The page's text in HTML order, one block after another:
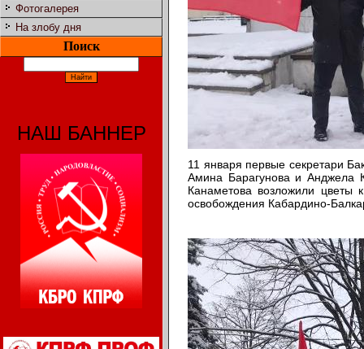
Фотогалерея
На злобу дня
Поиск
НАШ БАННЕР
11 января первые секретари
Амина Барагунова и Анджела
Канаметова возложили цветы
освобождения Кабардино-